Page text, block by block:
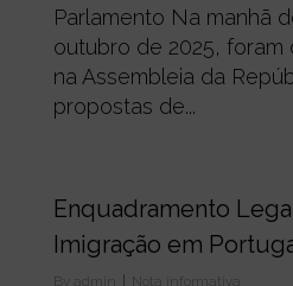
Parlamento Na manhã
outubro de 2025, foram
na Assembleia da
propostas de...
Enquadramento
Imigração em
By admin Nota informativa